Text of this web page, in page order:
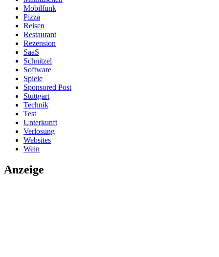
Mobilfunk
Pizza
Reisen
Restaurant
Rezension
SaaS
Schnitzel
Software
Spiele
Sponsored Post
Stuttgart
Technik
Test
Unterkunft
Verlosung
Websites
Wein
Anzeige